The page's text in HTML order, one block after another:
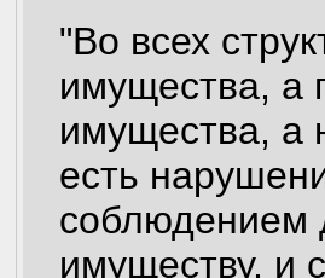
"Во всех
имущества, а
имущества, а
есть
соблюдением
имуществу, и